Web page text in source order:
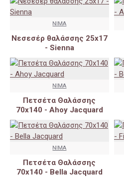
NIMA
Νεσεσέρ θαλάσσης 25x17
- Sienna
NIMA
Πετσέτα Θαλάσσης
70x140 - Ahoy Jacquard
NIMA
Πετσέτα Θαλάσσης
70x140 - Bella Jacquard